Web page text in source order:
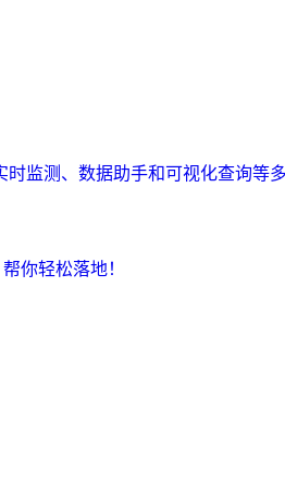
监测、数据助手和可视化查询等
你轻松落地！